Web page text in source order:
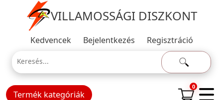
VILLAMOSSÁGI DISZKONT
Kedvencek Bejelentkezés Regisztráció
Termék kategóriák
0